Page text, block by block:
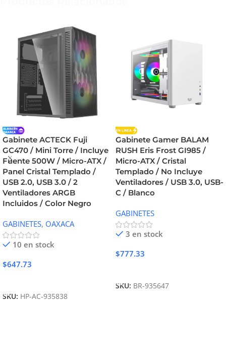
Gabinete ACTECK Fuji
GC470 / Mini Torre / Incluye
Fuente 500W / Micro-ATX /
Panel Cristal Templado /
USB 2.0, USB 3.0 / 2
Ventiladores ARGB
Incluidos / Color Negro
GABINETES, OAXACA
10 en stock
$647.73
SKU: HP-AC-935838
Gabinete Gamer BALAM
RUSH Eris Frost GI985 /
Micro-ATX / Cristal
Templado / No Incluye
Ventiladores / USB 3.0, USB-
C / Blanco
GABINETES
3 en stock
$777.33
SKU: BR-935647